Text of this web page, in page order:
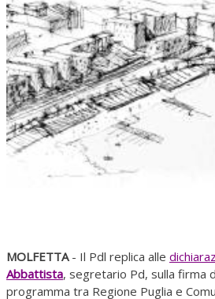
MOLFETTA - Il Pdl replica alle
Abbattista, segretario Pd, sulla firma
programma tra Regione Puglia e